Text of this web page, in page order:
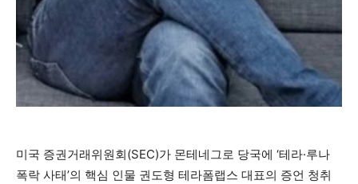
미국 증권거래위원회(SEC)가 몬테네그로 당국에 ‘테라·루나
폭락 사태’의 핵심 인물 권도형 테라폼랩스 대표의 증언 청취